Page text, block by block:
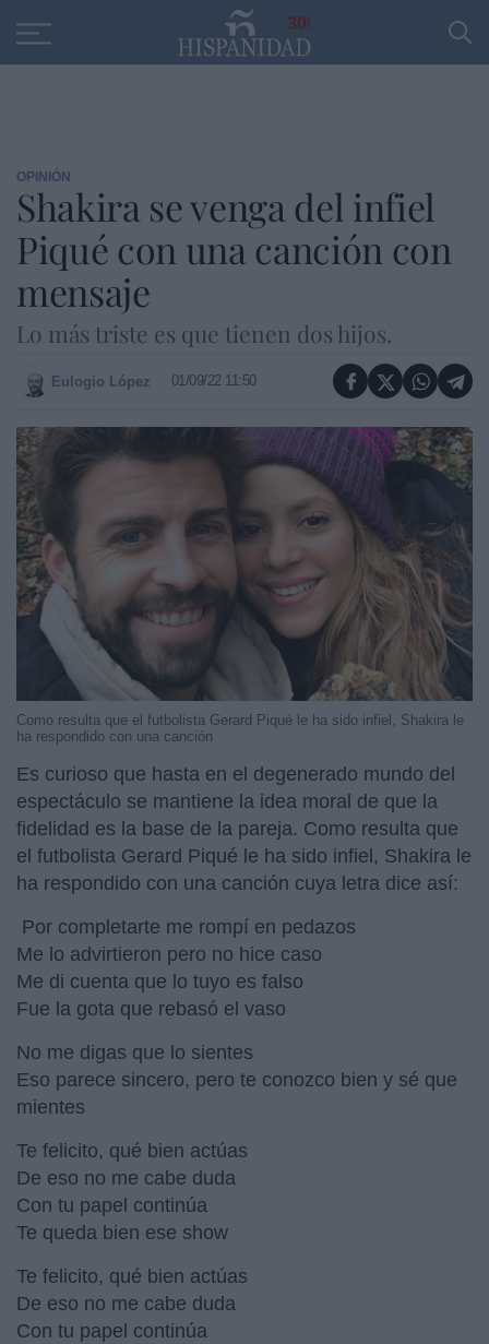
30
OPINIÓN
Shakira se venga del infiel
Piqué con una canción con
mensaje
Lo más triste es que tienen dos hijos.
Eulogio López 01/09/22 11:50
Como resulta que el futbolista Gerard Piqué le ha sido infiel, Shakira le
ha respondido con una canción
Es curioso que hasta en el degenerado mundo del
espectáculo se mantiene la idea moral de que la
fidelidad es la base de la pareja. Como resulta que
el futbolista Gerard Piqué le ha sido infiel, Shakira le
ha respondido con una canción cuya letra dice así:
Por completarte me rompí en pedazos
Me lo advirtieron pero no hice caso
Me di cuenta que lo tuyo es falso
Fue la gota que rebasó el vaso
No me digas que lo sientes
Eso parece sincero, pero te conozco bien y sé que
mientes
Te felicito, qué bien actúas
De eso no me cabe duda
Con tu papel continúa
Te queda bien ese show
Te felicito, qué bien actúas
De eso no me cabe duda
Con tu papel continúa